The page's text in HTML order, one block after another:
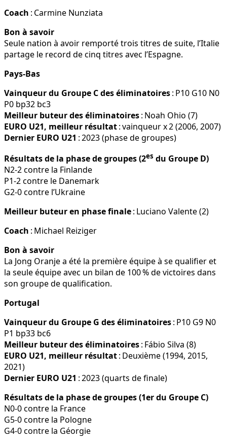
Coach : Carmine Nunziata
Bon à savoir
Seule nation à avoir remporté trois titres de suite, l’Italie
partage le record de cinq titres avec l’Espagne.
Pays-Bas
Vainqueur du Groupe C des éliminatoires: P10 G10 N0
P0 bp32 bc3
Meilleur buteur des éliminatoires: Noah Ohio (7)
EURO U21, meilleur résultat: vainqueur x 2 (2006, 2007)
Dernier EURO U21 : 2023 (phase de groupes)
Résultats de la phase de groupes (2es du Groupe D)
N2-2 contre la Finlande
P1-2 contre le Danemark
G2-0 contre l’Ukraine
Meilleur buteur en phase finale: Luciano Valente (2)
Coach : Michael Reiziger
Bon à savoir
La Jong Oranje a été la première équipe à se qualifier et
la seule équipe avec un bilan de 100 % de victoires dans
son groupe de qualification.
Portugal
Vainqueur du Groupe G des éliminatoires: P10 G9 N0
P1 bp33 bc6
Meilleur buteur des éliminatoires: Fábio Silva (8)
EURO U21, meilleur résultat: Deuxième (1994, 2015,
2021)
Dernier EURO U21 : 2023 (quarts de finale)
Résultats de la phase de groupes (1er du Groupe C)
N0-0 contre la France
G5-0 contre la Pologne
G4-0 contre la Géorgie